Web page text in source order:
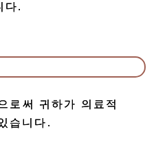
다.
로써 귀하가 의료적
습니다.